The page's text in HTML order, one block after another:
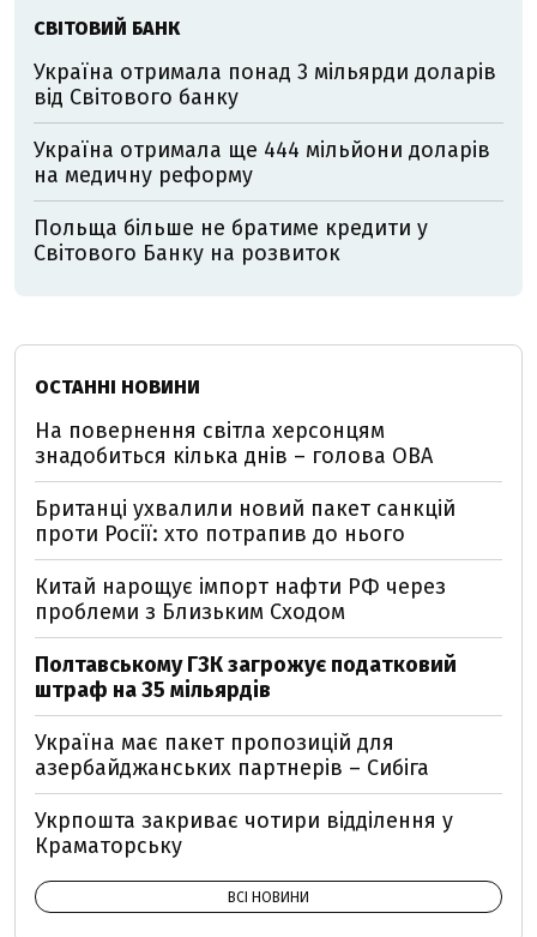
СВІТОВИЙ БАНК
Україна отримала понад 3 мільярди доларів
від Світового банку
Україна отримала ще 444 мільйони доларів
на медичну реформу
Польща більше не братиме кредити у
Світового Банку на розвиток
ОСТАННІ НОВИНИ
На повернення світла херсонцям
знадобиться кілька днів – голова ОВА
Британці ухвалили новий пакет санкцій
проти Росії: хто потрапив до нього
Китай нарощує імпорт нафти РФ через
проблеми з Близьким Сходом
Полтавському ГЗК загрожує податковий
штраф на 35 мільярдів
Україна має пакет пропозицій для
азербайджанських партнерів – Сибіга
Укрпошта закриває чотири відділення у
Краматорську
ВСІ НОВИНИ